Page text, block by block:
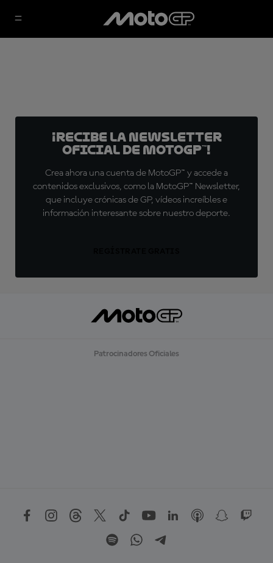
¡Recibe la Newsletter
oficial de MotoGP™!
Crea ahora una cuenta de MotoGP™ y accede a
contenidos exclusivos, como la MotoGP™ Newsletter,
que incluye crónicas de GP, vídeos increíbles e
información interesante sobre nuestro deporte.
Patrocinadores Oficiales